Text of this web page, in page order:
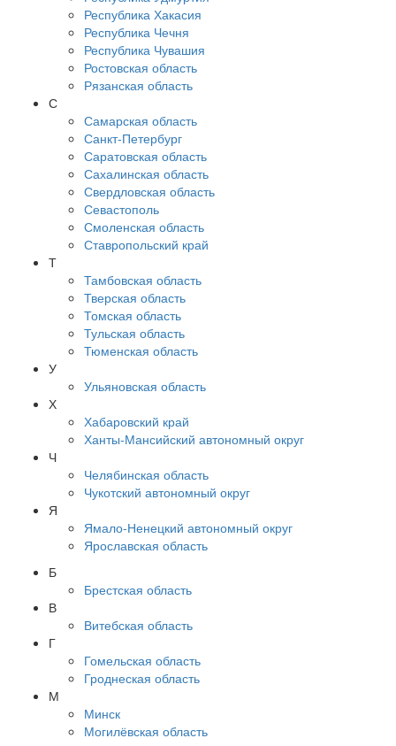
Республика Хакасия
Республика Чечня
Республика Чувашия
Ростовская область
Рязанская область
С
Самарская область
Санкт-Петербург
Саратовская область
Сахалинская область
Свердловская область
Севастополь
Смоленская область
Ставропольский край
Т
Тамбовская область
Тверская область
Томская область
Тульская область
Тюменская область
У
Ульяновская область
Х
Хабаровский край
Ханты-Мансийский автономный округ
Ч
Челябинская область
Чукотский автономный округ
Я
Ямало-Ненецкий автономный округ
Ярославская область
Б
Брестская область
В
Витебская область
Г
Гомельская область
Гроднеская область
М
Минск
Могилёвская область